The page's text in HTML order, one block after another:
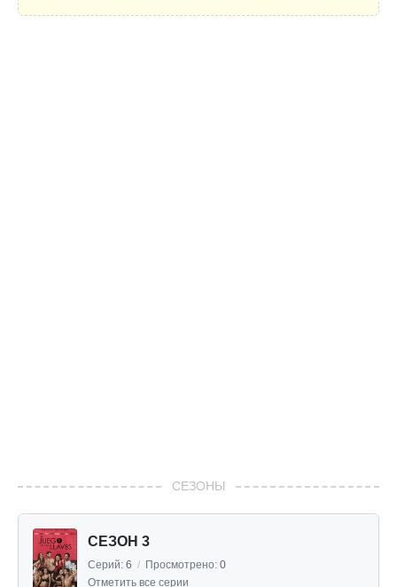
СЕЗОНЫ
СЕЗОН 3
Серий: 6 / Просмотрено: 0
Отметить все серии